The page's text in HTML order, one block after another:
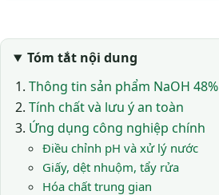
Tóm tắt nội dung
Thông tin sản phẩm NaOH 48%
Tính chất và lưu ý an toàn
Ứng dụng công nghiệp chính
Điều chỉnh pH và xử lý nước
Giấy, dệt nhuộm, tẩy rửa
Hóa chất trung gian